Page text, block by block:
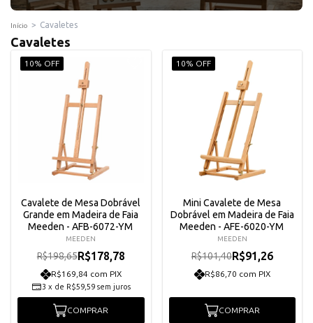
Início > Cavaletes
Cavaletes
10% OFF
Cavalete de Mesa Dobrável
Grande em Madeira de Faia
Meeden - AFB-6072-YM
MEEDEN
R$198,65R$178,78
R$169,84 com PIX
3 x de R$59,59 sem juros
COMPRAR
10% OFF
Mini Cavalete de Mesa
Dobrável em Madeira de Faia
Meeden - AFE-6020-YM
MEEDEN
R$101,40R$91,26
R$86,70 com PIX
COMPRAR